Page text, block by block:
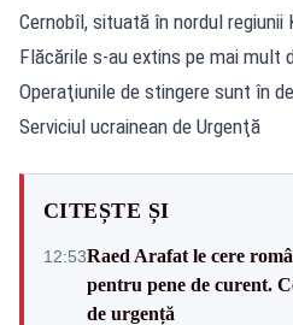
Cernobîl, situată în nordul regiunii
Flăcările s-au extins pe mai mult
Operaţiunile de stingere sunt în
Serviciul ucrainean de Urgenţă
CITEȘTE ȘI
12:53Raed Arafat le cere
pentru pene de curent.
de urgență